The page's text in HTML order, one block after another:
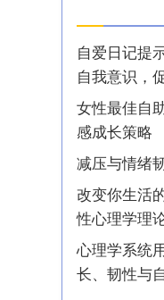
自爱日记提
自我意识，
女性最佳自
感成长策略
减压与情绪
改变你生活
性心理学理
心理学系统
长、韧性与